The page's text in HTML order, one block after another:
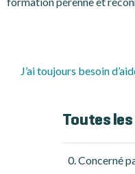
Toutes les
0. Concerné
J’ai toujours besoin